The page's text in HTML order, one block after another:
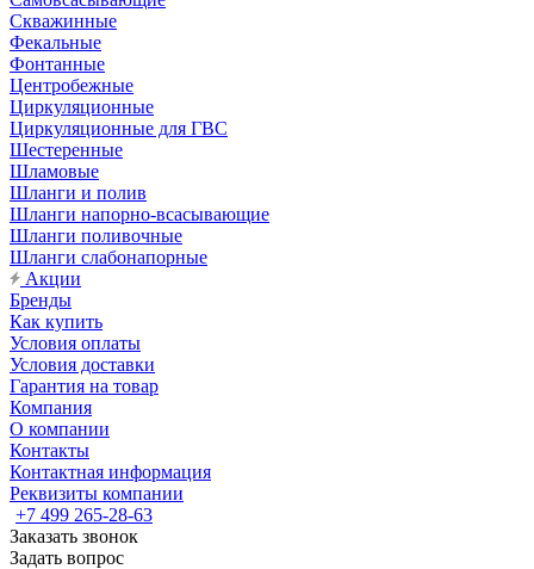
Скважинные
Фекальные
Фонтанные
Центробежные
Циркуляционные
Циркуляционные для ГВС
Шестеренные
Шламовые
Шланги и полив
Шланги напорно-всасывающие
Шланги поливочные
Шланги слабонапорные
Акции
Бренды
Как купить
Условия оплаты
Условия доставки
Гарантия на товар
Компания
О компании
Контакты
Контактная информация
Реквизиты компании
+7 499 265-28-63
Заказать звонок
Задать вопрос